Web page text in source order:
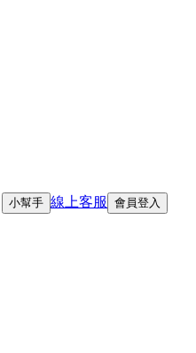
小幫手 線上客服 會員登入